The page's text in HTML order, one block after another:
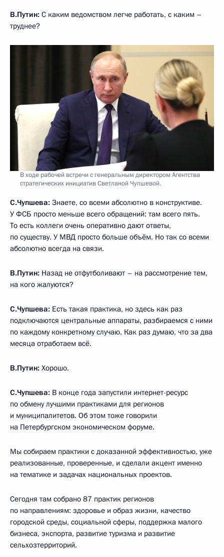
В.Путин: С каким ведомством легче работать, с каким –
труднее?
В ходе рабочей встречи с генеральным директором Агентства
стратегических инициатив Светланой Чупшевой.
С.Чупшева: Знаете, со всеми абсолютно в конструктиве.
У ФСБ просто меньше всего обращений: там всего пять.
То есть коллеги очень оперативно дают ответы,
по существу. У МВД просто больше объём. Но так со всеми
абсолютно всегда на связи.
В.Путин: Назад не отфутболивают – на рассмотрение тем,
на кого жалуются?
С.Чупшева: Есть такая практика, но здесь как раз
подключаются центральные аппараты, разбираемся с ними
по каждому конкретному случаю. Как раз думаю, что за два
месяца отработаем всё.
В.Путин: Хорошо.
С.Чупшева: В конце года запустили интернет-ресурс
по обмену лучшими практиками для регионов
и муниципалитетов. Об этом тоже говорили
на Петербургском экономическом форуме.
Мы собираем практики с доказанной эффективностью, уже
реализованные, проверенные, и сделали акцент именно
на тематике и задачах национальных проектов.
Сегодня там собрано 87 практик регионов
по направлениям: здоровье и образ жизни, качество
городской среды, социальной сферы, поддержка малого
бизнеса, экспорта, развитие туризма и развитие
сельхозтерриторий.